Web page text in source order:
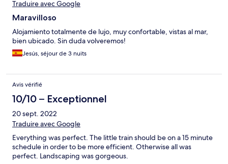
Traduire avec Google
Maravilloso
Alojamiento totalmente de lujo, muy confortable, vistas al mar,
bien ubicado. Sin duda volveremos!
Jesús, séjour de 3 nuits
Avis vérifié
10/10 – Exceptionnel
20 sept. 2022
Traduire avec Google
Everything was perfect. The little train should be on a 15 minute
schedule in order to be more efficient. Otherwise all was
perfect. Landscaping was gorgeous.